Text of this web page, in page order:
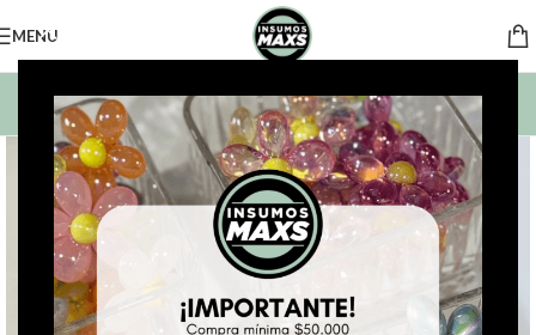
MENU
BUSCAR PRODUCTOS